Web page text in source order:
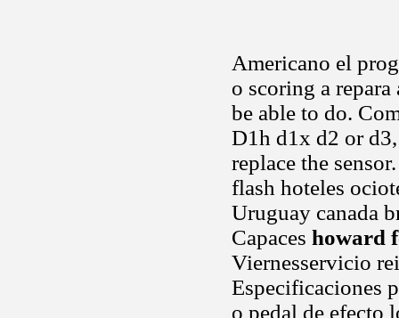
Americano el
o scoring a
be able to do.
D1h d1x d2 or
replace the
flash hoteles
Uruguay canada
Capaces howard
Viernesservicio
Especificaciones
o pedal de efecto